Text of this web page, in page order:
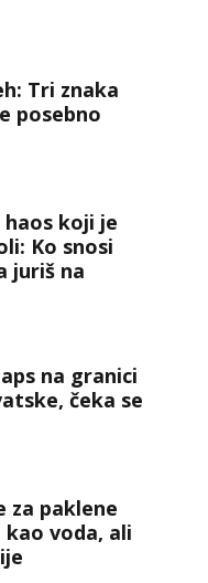
Tri znaka
posebno
koji je
Ko snosi
juriš na
na granici
čeka se
za paklene
voda, ali